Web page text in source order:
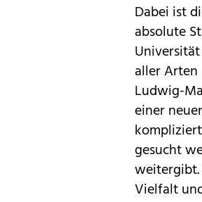
Dabei ist
absolute
aller Arten
Ludwig-
einer
gesucht
weitergibt.
Vielfalt